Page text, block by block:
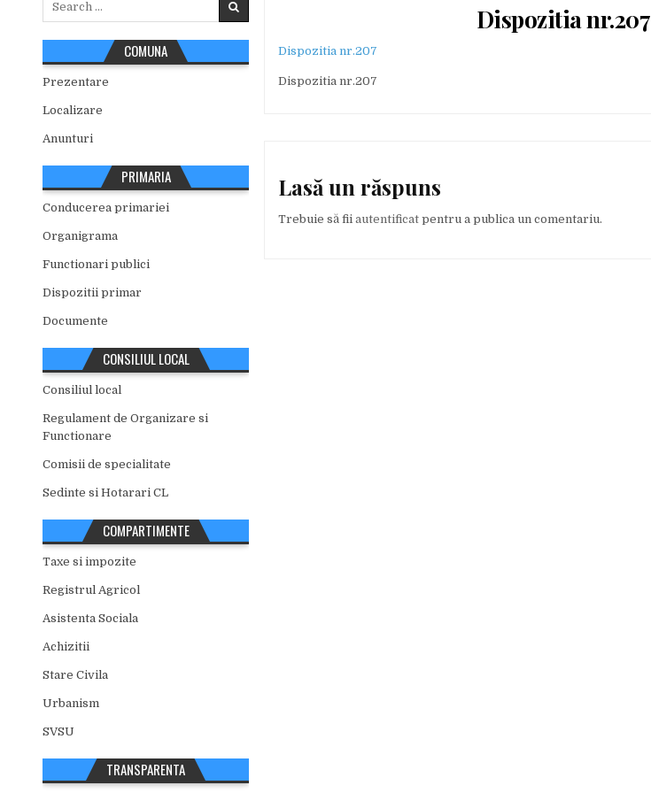
Dispozitia nr.207
Dispozitia nr.207
Dispozitia nr.207
Lasă un răspuns
Trebuie să fiiautentificat pentru a publica un comentariu.
COMUNA
Prezentare
Localizare
Anunturi
PRIMARIA
Conducerea primariei
Organigrama
Functionari publici
Dispozitii primar
Documente
CONSILIUL LOCAL
Consiliul local
Regulament de Organizare si
Functionare
Comisii de specialitate
Sedinte si Hotarari CL
COMPARTIMENTE
Taxe si impozite
Registrul Agricol
Asistenta Sociala
Achizitii
Stare Civila
Urbanism
SVSU
TRANSPARENTA